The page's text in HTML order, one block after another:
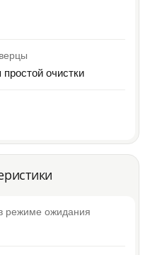
очистки
режиме ожидания